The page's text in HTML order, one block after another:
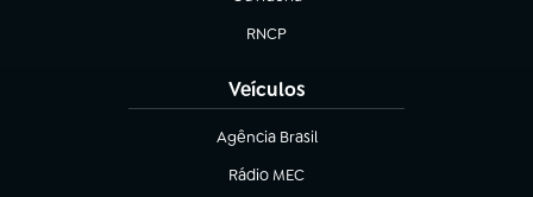
RNCP
(abre em nova aba)
Veículos
Agência Brasil
(abre em nova aba)
Rádio MEC
(abre em nova aba)